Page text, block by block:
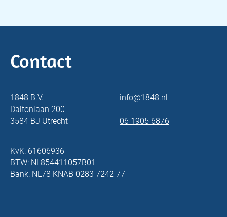
Contact
1848 B.V.
Daltonlaan 200
3584 BJ Utrecht
info@1848.nl
06 1905 6876
KvK: 61606936
BTW: NL854411057B01
Bank: NL78 KNAB 0283 7242 77